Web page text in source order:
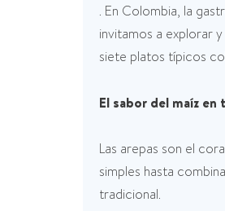
. En Colombia, la
invitamos a explorar
siete platos típicos
El sabor del maíz
Las arepas son el
simples hasta
tradicional.